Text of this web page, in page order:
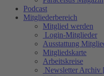
Podcast
Mitgliederbereich
Mitglied werden
Login-Mitglieder
Ausstattung
Mitgliedskarte
Arbeitskreise
Newsletter Archiv